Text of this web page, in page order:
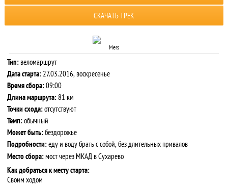
СКАЧАТЬ ТРЕК
Mers
Тип:веломаршрут
Дата старта:27.03.2016, воскресенье
Время сбора:09:00
Длина маршрута:81 км
Точки схода:отсутствуют
Темп:обычный
Может быть:бездорожье
Подробности:еду и воду брать с собой, без длительных привалов
Место сбора:мост через МКАД в Сухарево
Как добраться к месту старта:
Своим ходом